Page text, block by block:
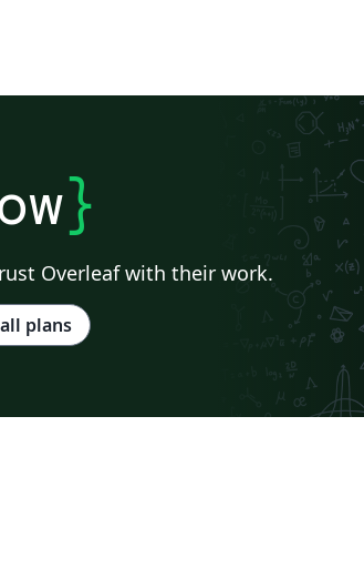
}
Overleaf with their work.
plans